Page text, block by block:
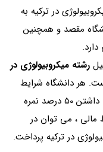
در ترکیه به
مقصد و همچنین
رشته میکروبیولوژی در
هر دانشگاه شرایط
تحصیلی خاص خود را دارد اما به طور کلی داشتن 50 درصد نمره
مالی ، می توان در
در ترکیه پرداخت.